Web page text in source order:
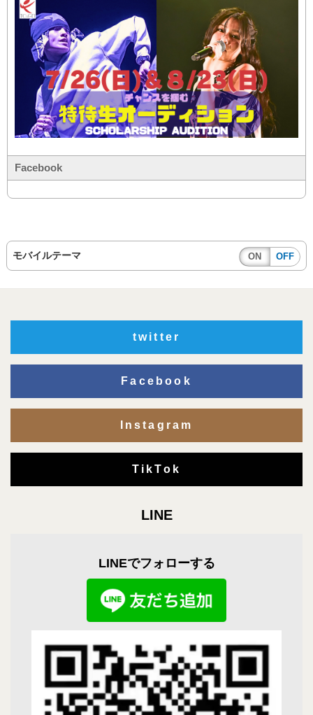
Facebook
モバイルテーマ ON OFF
twitter
Facebook
Instagram
TikTok
LINE
LINEでフォローする